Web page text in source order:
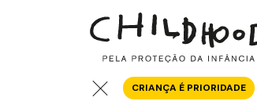
CRIANÇA É PRIORIDADE